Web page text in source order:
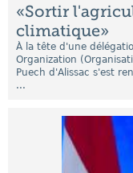
«Sortir
climatique»
À la tête d'une
Organization
Puech d'Alissac s'est
...